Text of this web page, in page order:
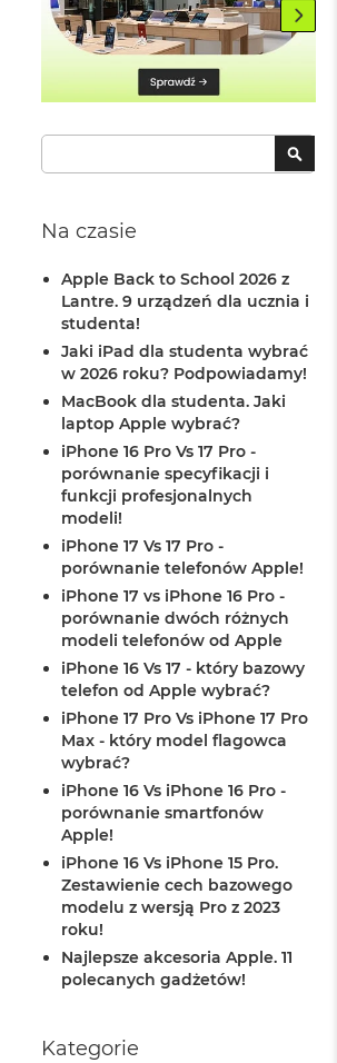
Szukaj
Na czasie
Apple Back to School 2026 z
Lantre. 9 urządzeń dla ucznia i
studenta!
Jaki iPad dla studenta wybrać
w 2026 roku? Podpowiadamy!
MacBook dla studenta. Jaki
laptop Apple wybrać?
iPhone 16 Pro Vs 17 Pro -
porównanie specyfikacji i
funkcji profesjonalnych
modeli!
iPhone 17 Vs 17 Pro -
porównanie telefonów Apple!
iPhone 17 vs iPhone 16 Pro -
porównanie dwóch różnych
modeli telefonów od Apple
iPhone 16 Vs 17 - który bazowy
telefon od Apple wybrać?
iPhone 17 Pro Vs iPhone 17 Pro
Max - który model flagowca
wybrać?
iPhone 16 Vs iPhone 16 Pro -
porównanie smartfonów
Apple!
iPhone 16 Vs iPhone 15 Pro.
Zestawienie cech bazowego
modelu z wersją Pro z 2023
roku!
Najlepsze akcesoria Apple. 11
polecanych gadżetów!
Kategorie